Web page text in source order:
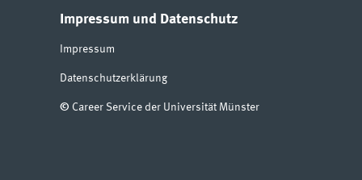
Impressum und Datenschutz
Impressum
Datenschutzerklärung
© Career Service der Universität Münster